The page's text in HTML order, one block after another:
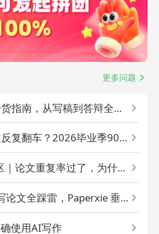
更多问题
指南，从写稿到答辩全程
复翻车？2026毕业季90%
论文重复率过了，为什么
标？
论文全踩雷，Paperxie 垂
+ 查重双检
使用AI写作